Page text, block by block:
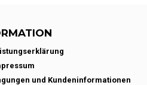
und Kundeninformationen